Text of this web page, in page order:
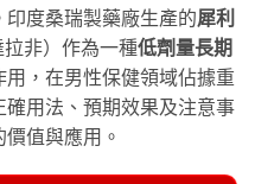
度桑瑞製藥廠生產的犀利
拉非）作為一種低劑量長期
用，在男性保健領域佔據重
用法、預期效果及注意事
值與應用。